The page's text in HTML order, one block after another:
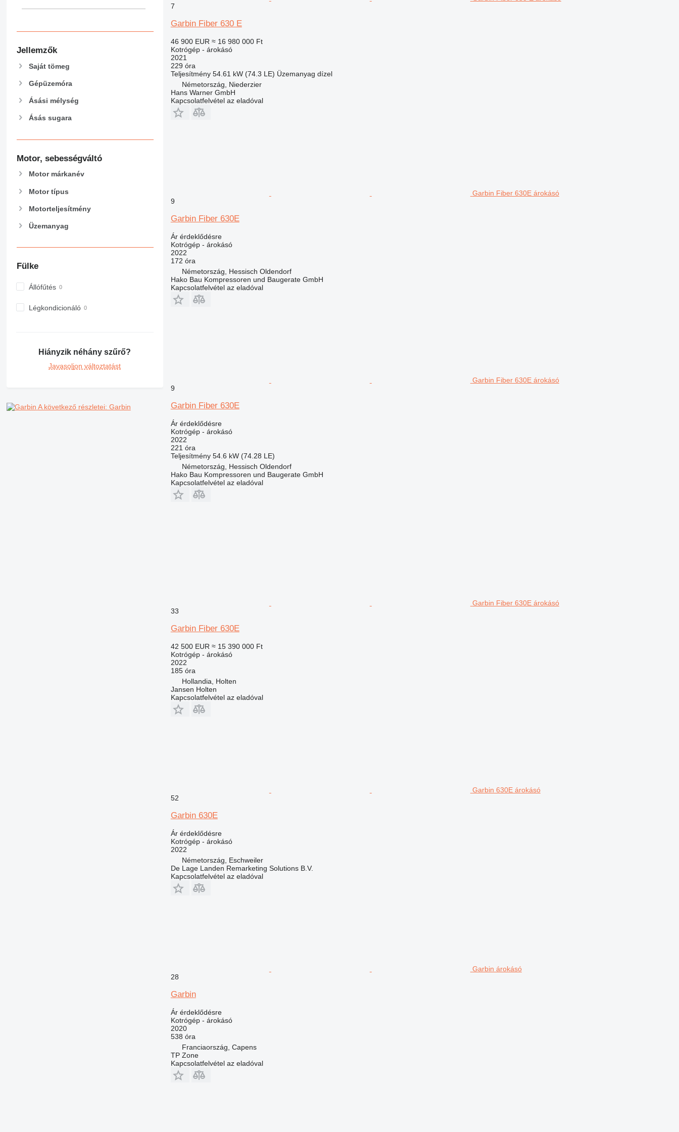
420
426
428
432
444
C-series
E-series
F-series
M-series
8065
JS
JZ
Jellemzők
Saját tömeg
Gépüzemóra
Ásási mélység
Ásás sugara
Motor, sebességváltó
Motor márkanév
Motor típus
Motorteljesítmény
Üzemanyag
Fülke
Állófűtés
Légkondicionáló
Hiányzik néhány szűrő?
Javasoljon változtatást
A következő részletei: Garbin
7
Garbin Fiber 630 E
46 900 EUR ≈ 16 980 000 Ft
Kotrógép - árokásó
2021
229 óra
Teljesítmény 54.61 kW (74.3 LE) Üzemanyag dízel
Németország, Niederzier
Hans Warner GmbH
Kapcsolatfelvétel az eladóval
Garbin Fiber 630E árokásó
9
Garbin Fiber 630E
Ár érdeklődésre
Kotrógép - árokásó
2022
172 óra
Németország, Hessisch Oldendorf
Hako Bau Kompressoren und Baugerate GmbH
Kapcsolatfelvétel az eladóval
Garbin Fiber 630E árokásó
9
Garbin Fiber 630E
Ár érdeklődésre
Kotrógép - árokásó
2022
221 óra
Teljesítmény 54.6 kW (74.28 LE)
Németország, Hessisch Oldendorf
Hako Bau Kompressoren und Baugerate GmbH
Kapcsolatfelvétel az eladóval
Garbin Fiber 630E árokásó
33
Garbin Fiber 630E
42 500 EUR ≈ 15 390 000 Ft
Kotrógép - árokásó
2022
185 óra
Hollandia, Holten
Jansen Holten
Kapcsolatfelvétel az eladóval
Garbin 630E árokásó
52
Garbin 630E
Ár érdeklődésre
Kotrógép - árokásó
2022
Németország, Eschweiler
De Lage Landen Remarketing Solutions B.V.
Kapcsolatfelvétel az eladóval
Garbin árokásó
28
Garbin
Ár érdeklődésre
Kotrógép - árokásó
2020
538 óra
Franciaország, Capens
TP Zone
Kapcsolatfelvétel az eladóval